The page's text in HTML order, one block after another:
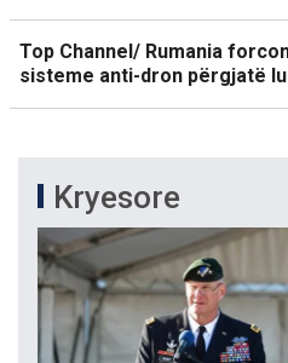
Top Channel/ Rumania
sisteme anti-dron përgjatë
Kryesore